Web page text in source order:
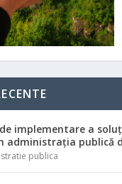
implementare a
administrația publică
publica